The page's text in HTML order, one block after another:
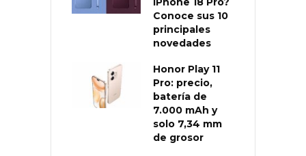
Conoce sus 10
principales
novedades
Honor Play 11
Pro: precio,
batería de
7.000 mAh y
solo 7,34 mm
de grosor